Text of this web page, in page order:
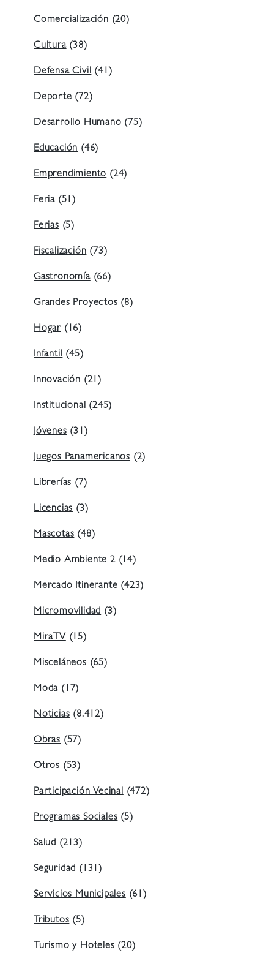
Comercialización (20)
Cultura(38)
Defensa Civil (41)
Deporte (72)
Desarrollo Humano (75)
Educación (46)
Emprendimiento (24)
Feria (51)
Ferias (5)
Fiscalización (73)
Gastronomía(66)
Grandes Proyectos (8)
Hogar (16)
Infantil (45)
Innovación (21)
Institucional (245)
Jóvenes (31)
Juegos Panamericanos (2)
Librerías (7)
Licencias (3)
Mascotas (48)
Medio Ambiente 2(14)
Mercado Itinerante (423)
Micromovilidad (3)
MiraTV (15)
Misceláneos (65)
Moda (17)
Noticias (8.412)
Obras (57)
Otros (53)
Participación Vecinal (472)
Programas Sociales (5)
Salud (213)
Seguridad (131)
Servicios Municipales (61)
Tributos (5)
Turismo y Hoteles (20)